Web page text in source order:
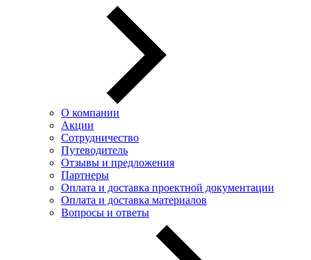
О компании
Акции
Сотрудничество
Путеводитель
Отзывы и предложения
Партнеры
Оплата и доставка проектной документации
Оплата и доставка материалов
Вопросы и ответы